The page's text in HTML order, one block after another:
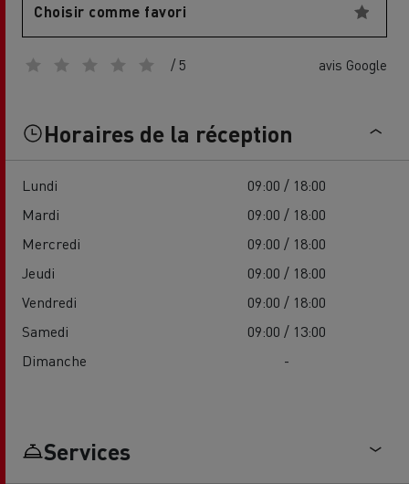
Choisir comme favori
/ 5 avis Google
Horaires de la réception
Lundi
09:00 / 18:00
Mardi
09:00 / 18:00
Mercredi
09:00 / 18:00
Jeudi
09:00 / 18:00
Vendredi
09:00 / 18:00
Samedi
09:00 / 13:00
Dimanche
-
Services